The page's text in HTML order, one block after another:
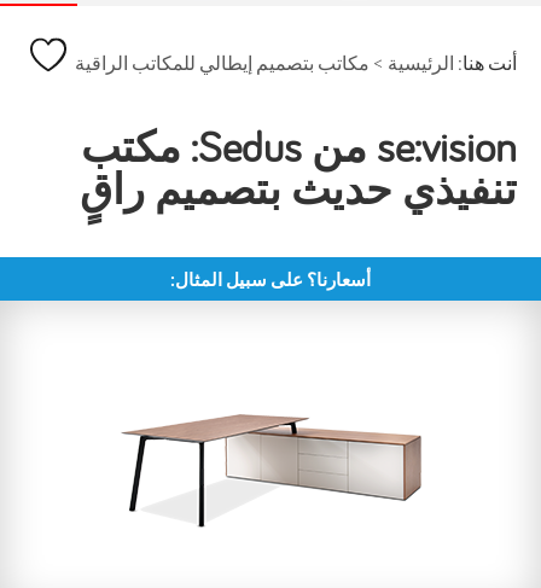
أنت هنا: الرئيسية > مكاتب بتصميم إيطالي للمكاتب الراقية
se:vision من Sedus: مكتب
تنفيذي حديث بتصميم راقٍ
أسعارنا؟ على سبيل المثال: